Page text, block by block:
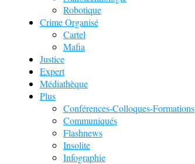
Robotique
Crime Organisé
Cartel
Mafia
Justice
Expert
Médiathèque
Plus
Conférences-Colloques-Formations
Communiqués
Flashnews
Insolite
Infographie